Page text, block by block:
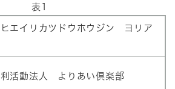
表1
ヒエイリカツドウホウジン ヨリア
活動法人 よりあい倶楽部